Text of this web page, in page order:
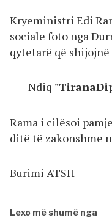
Kryeministri Edi
sociale foto nga
qytetarë që
Ndiq
Rama i cilësoi
ditë të zakonshme
Burimi ATSH
Lexo më shumë nga